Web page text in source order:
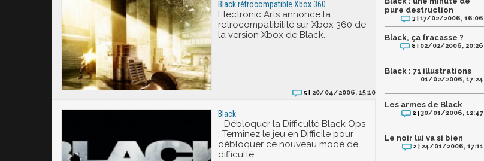
Black rétrocompatible Xbox 360
Electronic Arts annonce la
retrocompatibilité sur Xbox 360 de
la version Xbox de Black.
5 | 20/04/2006, 15:10
Black
- Débloquer la Difficulté Black Ops
: Terminez le jeu en Difficile pour
débloquer ce nouveau mode de
difficulté.
pure destruction
3 |17/02/2006, 16:06
Black, ça fracasse ?
8 | 02/02/2006, 20:26
Black : 71 illustrations
01/02/2006, 17:24
Les armes de Black
2 |30/01/2006, 12:47
Le noir lui va si bien
2 | 24/01/2006, 17:11